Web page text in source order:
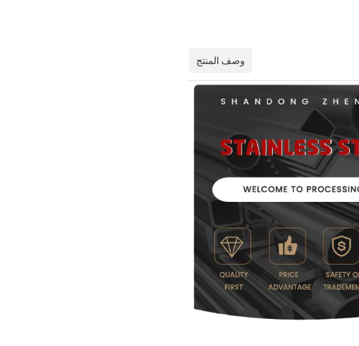
وصف المنتج